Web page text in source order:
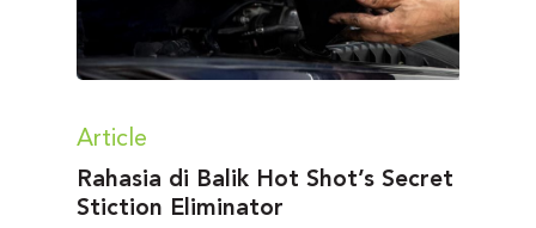
Article
Rahasia di Balik Hot Shot’s Secret
Stiction Eliminator